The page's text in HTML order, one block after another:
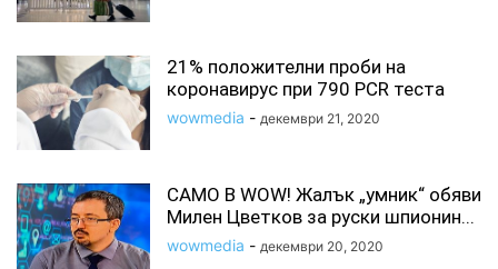
21% положителни проби на
коронавирус при 790 PCR теста
wowmedia - декември 21, 2020
САМО В WOW! Жалък „умник“ обяви
Милен Цветков за руски шпионин...
wowmedia - декември 20, 2020